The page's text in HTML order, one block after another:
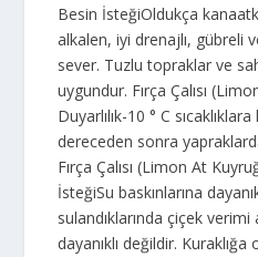
Besin İsteğiOldukça
alkalen, iyi drenajlı, gübreli
sever. Tuzlu topraklar ve
uygundur. Fırça Çalısı
Duyarlılık-10 ° C
dereceden sonra
Fırça Çalısı (Limon At
İsteğiSu baskınlarına
sulandıklarında çiçek
dayanıklı değildir. Kuraklığa